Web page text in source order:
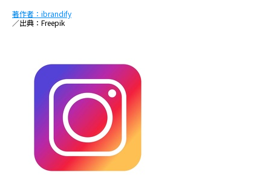
著作者：ibrandify
／出典：Freepik